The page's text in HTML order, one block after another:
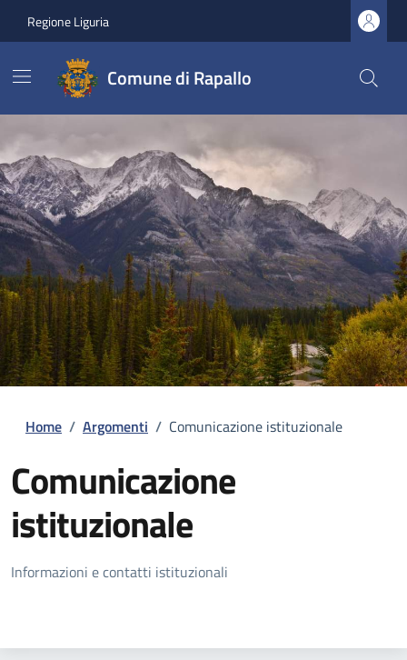
Regione Liguria
Comune di Rapallo
Home / Argomenti / Comunicazione istituzionale
Comunicazione
istituzionale
Dettagli della notizia
Informazioni e contatti istituzionali